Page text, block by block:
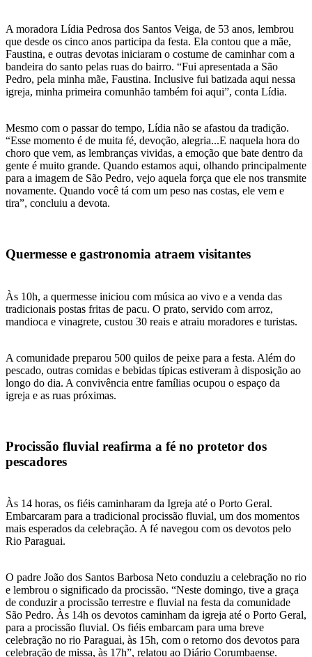
A moradora Lídia Pedrosa dos Santos Veiga, de 53 anos, lembrou
que desde os cinco anos participa da festa. Ela contou que a mãe,
Faustina, e outras devotas iniciaram o costume de caminhar com a
bandeira do santo pelas ruas do bairro. “Fui apresentada a São
Pedro, pela minha mãe, Faustina. Inclusive fui batizada aqui nessa
igreja, minha primeira comunhão também foi aqui”, conta Lídia.
Mesmo com o passar do tempo, Lídia não se afastou da tradição.
“Esse momento é de muita fé, devoção, alegria...E naquela hora do
choro que vem, as lembranças vividas, a emoção que bate dentro da
gente é muito grande. Quando estamos aqui, olhando principalmente
para a imagem de São Pedro, vejo aquela força que ele nos transmite
novamente. Quando você tá com um peso nas costas, ele vem e
tira”, concluiu a devota.
Quermesse e gastronomia atraem visitantes
Às 10h, a quermesse iniciou com música ao vivo e a venda das
tradicionais postas fritas de pacu. O prato, servido com arroz,
mandioca e vinagrete, custou 30 reais e atraiu moradores e turistas.
A comunidade preparou 500 quilos de peixe para a festa. Além do
pescado, outras comidas e bebidas típicas estiveram à disposição ao
longo do dia. A convivência entre famílias ocupou o espaço da
igreja e as ruas próximas.
Procissão fluvial reafirma a fé no protetor dos
pescadores
Às 14 horas, os fiéis caminharam da Igreja até o Porto Geral.
Embarcaram para a tradicional procissão fluvial, um dos momentos
mais esperados da celebração. A fé navegou com os devotos pelo
Rio Paraguai.
O padre João dos Santos Barbosa Neto conduziu a celebração no rio
e lembrou o significado da procissão. “Neste domingo, tive a graça
de conduzir a procissão terrestre e fluvial na festa da comunidade
São Pedro. Às 14h os devotos caminham da igreja até o Porto Geral,
para a procissão fluvial. Os fiéis embarcam para uma breve
celebração no rio Paraguai, às 15h, com o retorno dos devotos para
celebração de missa, às 17h”, relatou ao Diário Corumbaense.